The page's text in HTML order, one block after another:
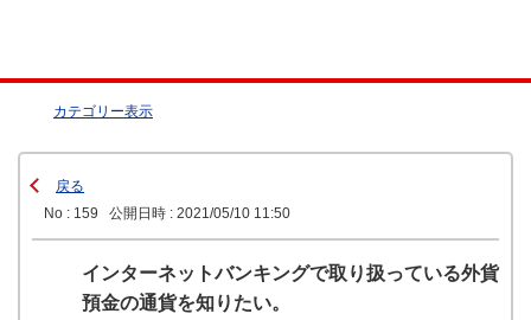
カテゴリー表示
戻る
No : 159
公開日時 : 2021/05/10 11:50
インターネットバンキングで取り扱っている外貨
預金の通貨を知りたい。